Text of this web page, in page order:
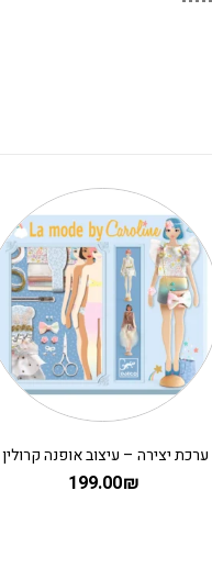
ערכת יצירה – עיצוב אופנה קרולין
199.00₪